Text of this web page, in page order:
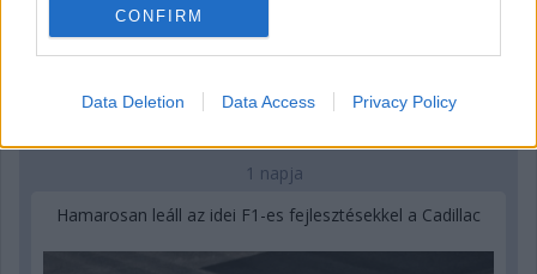
CONFIRM
Data Deletion Data Access Privacy Policy
1 napja
Hamarosan leáll az idei F1-es fejlesztésekkel a Cadillac